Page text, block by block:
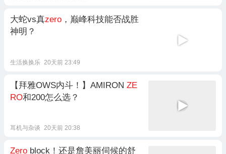
大蛇vs真zero ，巅峰科技能否战胜
神明？
生活换换乐 20天前 23:49
【拜雅OWS内斗！】AMIRON ZE
RO和200怎么选？
耳机与杂谈 20天前 20:38
Zero block！还是詹美丽伺候的舒